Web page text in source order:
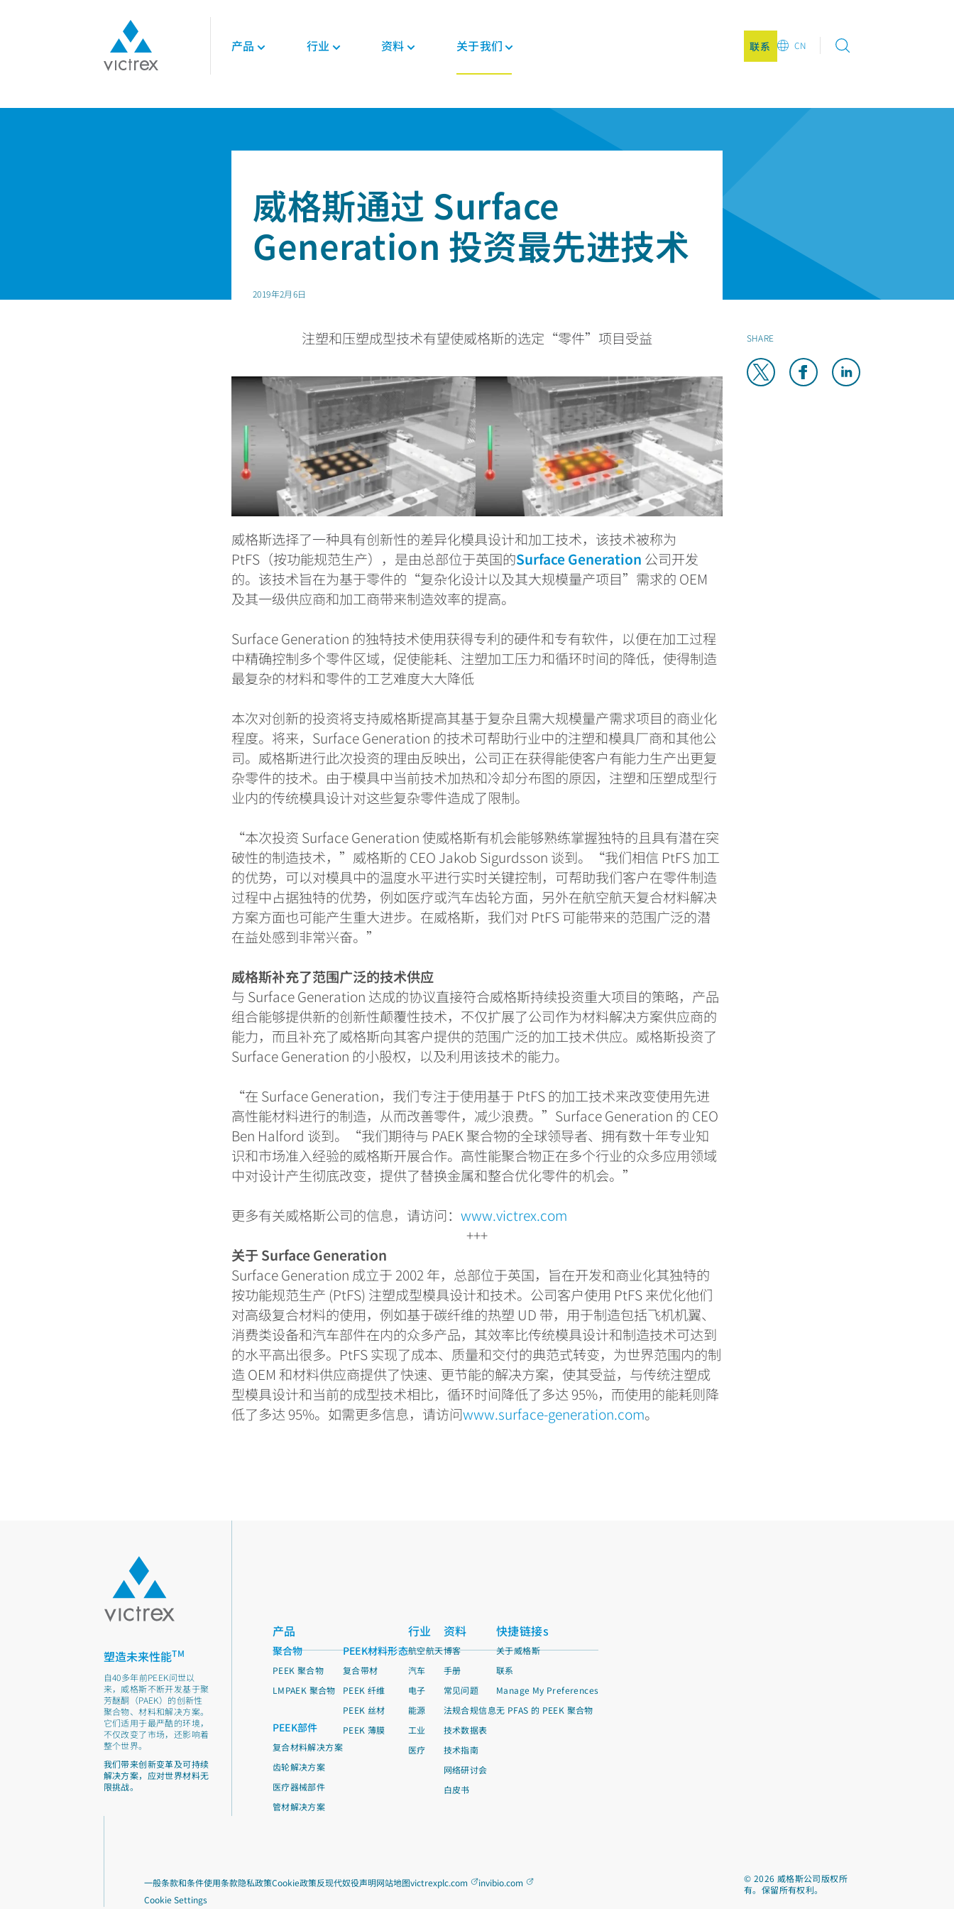
产品
聚合物
PEEK聚合物
PEEK材料形态
PEEK 纤维
PEEK 薄膜
PEEK部件
复合材料解决方案
齿轮解决方案
行业
航空航天
内饰
石油和天然气
可再生能源
LNG与氢能
汽车
威格斯电机解决方案
工业
工业设备
机器人和自动化
电子
家用电器
医疗
非植入物
资料
技术
技术指南
教育
手册
法规
MSDS
关于我们
专业技术知识
联系 CN
威格斯通过 Surface
Generation 投资最先进技术
2019年2月6日
SHARE
注塑和压塑成型技术有望使威格斯的选定“零件”项目受益
威格斯选择了一种具有创新性的差异化模具设计和加工技术，该技术被称为
PtFS （按功能规范生产），是由总部位于英国的Surface Generation 公司开发
的。该技术旨在为基于零件的 “复杂化设计以及其大规模量产项目” 需求的 OEM
及其一级供应商和加工商带来制造效率的提高。
Surface Generation 的独特技术使用获得专利的硬件和专有软件，以便在加工过程
中精确控制多个零件区域，促使能耗、注塑加工压力和循环时间的降低，使得制造
最复杂的材料和零件的工艺难度大大降低
本次对创新的投资将支持威格斯提高其基于复杂且需大规模量产需求项目的商业化
程度。将来， Surface Generation 的技术可帮助行业中的注塑和模具厂商和其他公
司。威格斯进行此次投资的理由反映出，公司正在获得能使客户有能力生产出更复
杂零件的技术。由于模具中当前技术加热和冷却分布图的原因，注塑和压塑成型行
业内的传统模具设计对这些复杂零件造成了限制。
“本次投资 Surface Generation使威格斯有机会能够熟练掌握独特的且具有潜在突
破性的制造技术， ” 威格斯的 CEO Jakob Sigurdsson 谈到。 “我们相信 PtFS加工
的优势，可以对模具中的温度水平进行实时关键控制，可帮助我们客户在零件制造
过程中占据独特的优势，例如医疗或汽车齿轮方面，另外在航空航天复合材料解决
方案方面也可能产生重大进步。在威格斯，我们对 PtFS可能带来的范围广泛的潜
在益处感到非常兴奋。 ”
威格斯补充了范围广泛的技术供应
与 Surface Generation 达成的协议直接符合威格斯持续投资重大项目的策略，产品
组合能够提供新的创新性颠覆性技术，不仅扩展了公司作为材料解决方案供应商的
能力，而且补充了威格斯向其客户提供的范围广泛的加工技术供应。威格斯投资了
Surface Generation 的小股权，以及利用该技术的能力。
“在 Surface Generation，我们专注于使用基于 PtFS的加工技术来改变使用先进
高性能材料进行的制造，从而改善零件，减少浪费。 ”Surface Generation 的 CEO
Ben Halford 谈到。 “我们期待与 PAEK聚合物的全球领导者、拥有数十年专业知
识和市场准入经验的威格斯开展合作。高性能聚合物正在多个行业的众多应用领域
中对设计产生彻底改变，提供了替换金属和整合优化零件的机会。 ”
更多有关威格斯公司的信息，请访问：www.victrex.com
+++
关于Surface Generation
Surface Generation 成立于 2002年，总部位于英国，旨在开发和商业化其独特的
按功能规范生产 (PtFS) 注塑成型模具设计和技术。公司客户使用 PtFS来优化他们
对高级复合材料的使用，例如基于碳纤维的热塑 UD 带，用于制造包括飞机机翼、
消费类设备和汽车部件在内的众多产品，其效率比传统模具设计和制造技术可达到
的水平高出很多。 PtFS实现了成本、质量和交付的典范式转变，为世界范围内的制
造 OEM和材料供应商提供了快速、更节能的解决方案，使其受益，与传统注塑成
型模具设计和当前的成型技术相比，循环时间降低了多达 95%，而使用的能耗则降
低了多达 95%。如需更多信息， 请访问www.surface-generation.com。
塑造未来性能TM
自40多年前PEEK问世以
来，威格斯不断开发基于聚
芳醚酮（PAEK）的创新性
聚合物、材料和解决方案。
它们适用于最严酷的环境，
不仅改变了市场，还影响着
整个世界。
我们带来创新变革及可持续
解决方案，应对世界材料无
限挑战。
产品
聚合物
PEEK 聚合物
LMPAEK 聚合物
PEEK部件
复合材料解决方案
齿轮解决方案
医疗器械部件
管材解决方案
PEEK材料形态
复合带材
PEEK 纤维
PEEK 丝材
PEEK 薄膜
行业
航空航天
汽车
电子
能源
工业
医疗
资料
博客
手册
常见问题
法规合规信息
技术数据表
技术指南
网络研讨会
白皮书
快捷链接s
关于威格斯
联系
Manage My Preferences
无 PFAS 的 PEEK 聚合物
一般条款和条件使用条款隐私政策Cookie政策反现代奴役声明网站地图victrexplc.com
invibio.com
Cookie Settings
© 2026 威格斯公司版权所
有。保留所有权利。